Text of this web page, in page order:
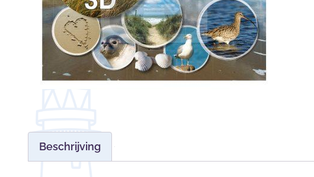
Beschrijving